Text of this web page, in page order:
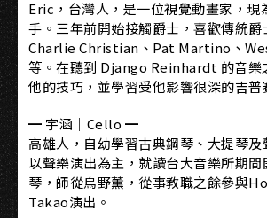
Eric，台灣人，是一位視覺動畫家，現
手。三年前開始接觸爵士，喜歡傳統爵
Charlie Christian、Pat Martino、
等。在聽到 Django Reinhardt 的音樂
他的技巧，並學習受他影響很深的吉普
━ 宇涵｜Cello ━
高雄人，自幼學習古典鋼琴、大提琴及
以聲樂演出為主，就讀台大音樂所期間
琴，師從烏野薰，從事教職之餘參與
Takao演出。